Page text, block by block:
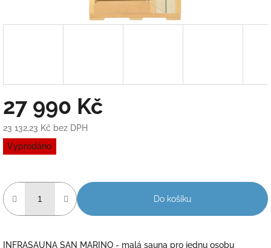
27 990 Kč
23 132,23 Kč bez DPH
Měrná
cena:
Vyprodáno
Do košíku
INFRASAUNA SAN MARINO - malá sauna pro jednu osobu